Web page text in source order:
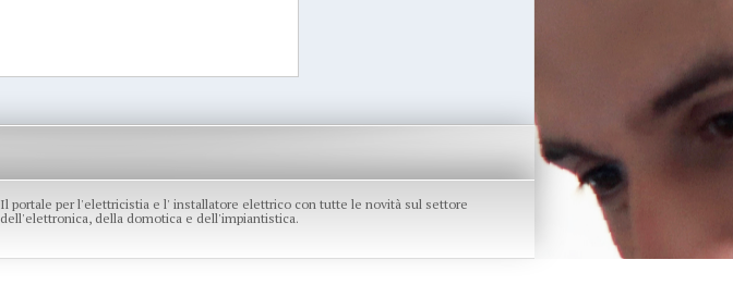
Il portale per l'elettricistia e l' installatore elettrico con tutte le novità sul settore
dell'elettronica, della domotica e dell'impiantistica.